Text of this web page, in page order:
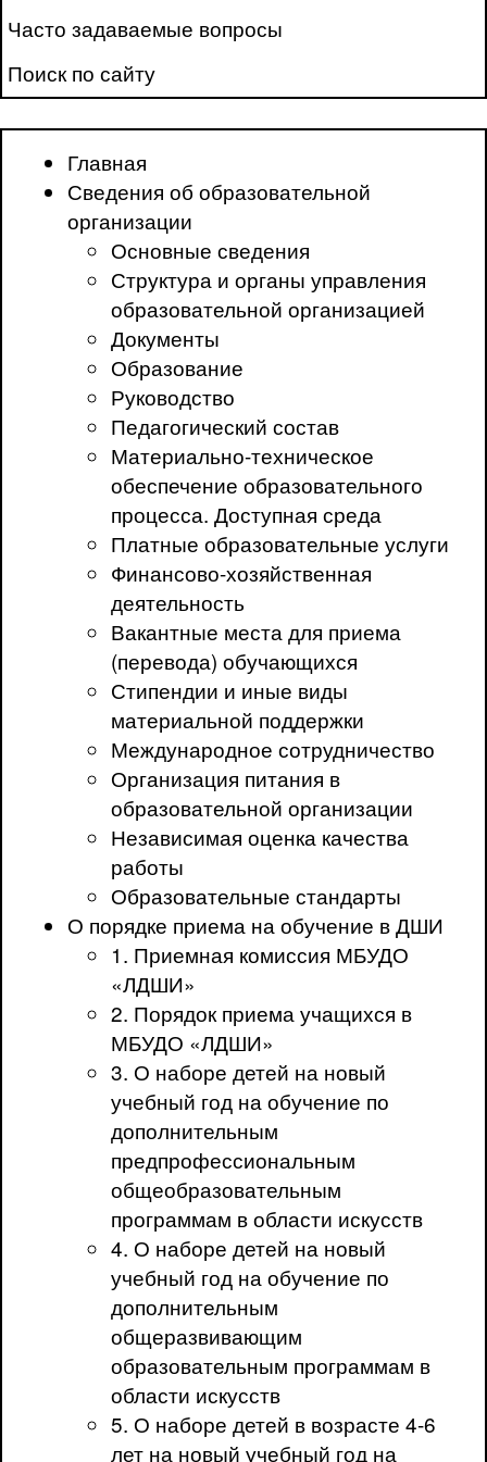
Часто задаваемые вопросы
Поиск по сайту
Главная
Сведения об образовательной
организации
Основные сведения
Структура и органы управления
образовательной организацией
Документы
Образование
Руководство
Педагогический состав
Материально-техническое
обеспечение образовательного
процесса. Доступная среда
Платные образовательные услуги
Финансово-хозяйственная
деятельность
Вакантные места для приема
(перевода) обучающихся
Стипендии и иные виды
материальной поддержки
Международное сотрудничество
Организация питания в
образовательной организации
Независимая оценка качества
работы
Образовательные стандарты
О порядке приема на обучение в ДШИ
1. Приемная комиссия МБУДО
«ЛДШИ»
2. Порядок приема учащихся в
МБУДО «ЛДШИ»
3. О наборе детей на новый
учебный год на обучение по
дополнительным
предпрофессиональным
общеобразовательным
программам в области искусств
4. О наборе детей на новый
учебный год на обучение по
дополнительным
общеразвивающим
образовательным программам в
области искусств
5. О наборе детей в возрасте 4-6
лет на новый учебный год на